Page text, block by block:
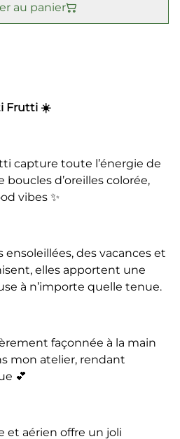
au panier
Frutti ☀️
capture toute l’énergie de
boucles d’oreilles colorée,
vibes ✨
ensoleillées, des vacances et
elles apportent une
à n’importe quelle tenue.
façonnée à la main
mon atelier, rendant
💕
et aérien offre un joli